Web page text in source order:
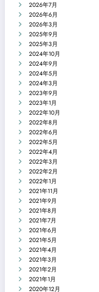
2026年7月
2026年6月
2026年3月
2025年9月
2025年3月
2024年10月
2024年9月
2024年5月
2024年3月
2023年9月
2023年1月
2022年10月
2022年8月
2022年6月
2022年5月
2022年4月
2022年3月
2022年2月
2022年1月
2021年11月
2021年9月
2021年8月
2021年7月
2021年6月
2021年5月
2021年4月
2021年3月
2021年2月
2021年1月
2020年12月